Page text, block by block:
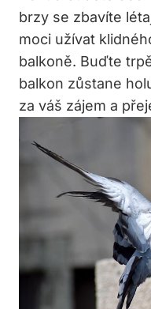
brzy se zbavíte
moci užívat
balkoně. Buďte
balkon zůstane
za váš zájem a